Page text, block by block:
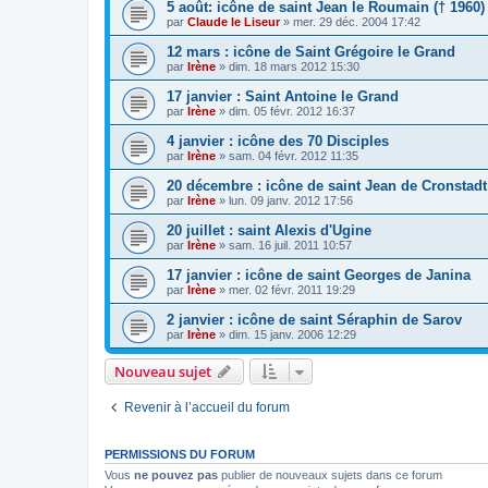
5 août: icône de saint Jean le Roumain († 1960)
par Claude le Liseur» mer. 29 déc. 2004 17:42
12 mars : icône de Saint Grégoire le Grand
par Irène » dim. 18 mars 2012 15:30
17 janvier : Saint Antoine le Grand
par Irène » dim. 05 févr. 2012 16:37
4 janvier : icône des 70 Disciples
par Irène » sam. 04 févr. 2012 11:35
20 décembre : icône de saint Jean de Cronstadt
par Irène » lun. 09 janv. 2012 17:56
20 juillet : saint Alexis d'Ugine
par Irène » sam. 16 juil. 2011 10:57
17 janvier : icône de saint Georges de Janina
par Irène » mer. 02 févr. 2011 19:29
2 janvier : icône de saint Séraphin de Sarov
par Irène » dim. 15 janv. 2006 12:29
Nouveau sujet
Revenir à l’accueil du forum
PERMISSIONS DU FORUM
Vous ne pouvez pas publier de nouveaux sujets dans ce forum